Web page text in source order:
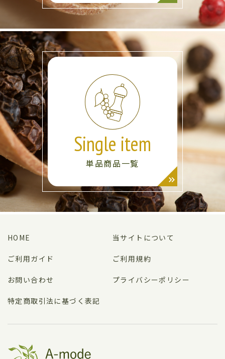
Single item
単品商品一覧
HOME 当サイトについて
ご利用ガイド ご利用規約
お問い合わせ プライバシーポリシー
特定商取引法に基づく表記